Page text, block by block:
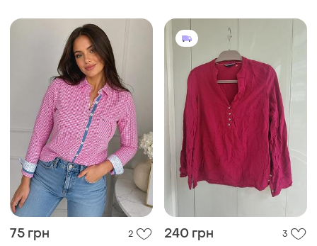
75 грн 2 240 грн 3